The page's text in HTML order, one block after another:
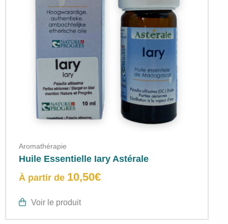
Aromathérapie
Huile Essentielle Iary Astérale
À partir de 10,50€
Voir le produit